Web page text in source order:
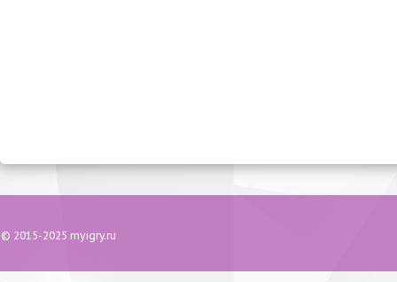
© 2015-2025 myigry.ru